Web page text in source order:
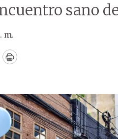
sano
m.
Print